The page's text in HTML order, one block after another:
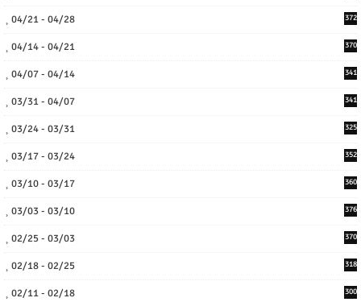
04/21 - 04/28 372
04/14 - 04/21 370
04/07 - 04/14 341
03/31 - 04/07 341
03/24 - 03/31 325
03/17 - 03/24 352
03/10 - 03/17 360
03/03 - 03/10 376
02/25 - 03/03 370
02/18 - 02/25 318
02/11 - 02/18 300